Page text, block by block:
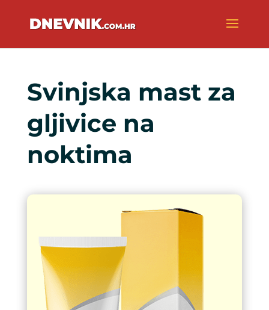
Svinjska mast za
gljivice na
noktima